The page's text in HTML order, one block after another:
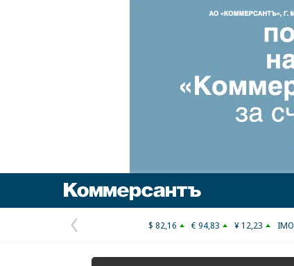
Предыдущая
страница
$ 82,16 € 94,83 ¥ 12,23